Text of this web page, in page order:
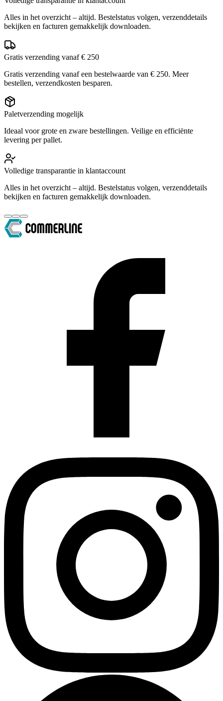
Alles in het overzicht – altijd. Bestelstatus volgen, verzenddetails
bekijken en facturen gemakkelijk downloaden.
Gratis verzending vanaf € 250
Gratis verzending vanaf een bestelwaarde van € 250. Meer
bestellen, verzendkosten besparen.
Paletverzending mogelijk
Ideaal voor grote en zware bestellingen. Veilige en efficiënte
levering per pallet.
Volledige transparantie in klantaccount
Alles in het overzicht – altijd. Bestelstatus volgen, verzenddetails
bekijken en facturen gemakkelijk downloaden.